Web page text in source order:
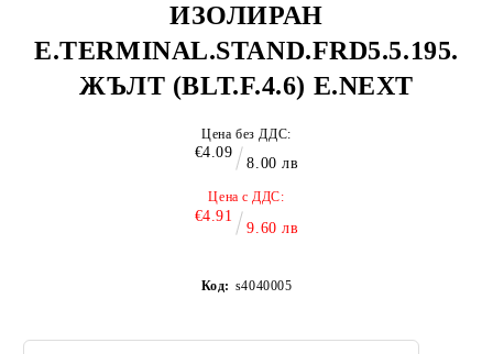
ИЗОЛИРАН
E.TERMINAL.STAND.FRD5.5.195.
ЖЪЛТ (BLT.F.4.6) E.NEXT
Цена без ДДС:
€4.09
8.00 лв
Цена с ДДС:
€4.91
9.60 лв
Код: s4040005